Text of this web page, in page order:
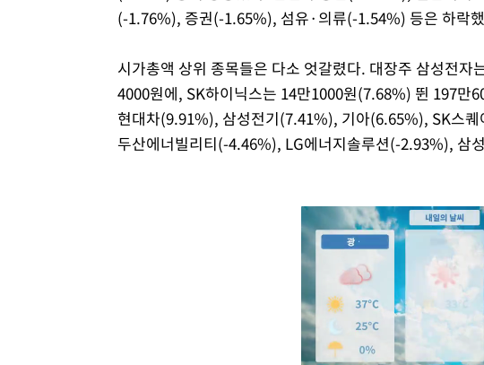
(-1.76%), 증권(-1.65%), 섬유·의류(-1.54%) 등은 하락
시가총액 상위 종목들은 다소 엇갈렸다. 대장주 삼성전
4000원에, SK하이닉스는 14만1000원(7.68%) 뛴 197만
현대차(9.91%), 삼성전기(7.41%), 기아(6.65%), SK스
두산에너빌리티(-4.46%), LG에너지솔루션(-2.93%), 삼